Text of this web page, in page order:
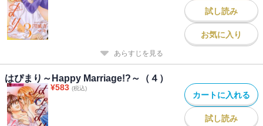
試し読み
お気に入り
あらすじを見る
はぴまり～Happy Marriage!?～（４）
¥583 (税込)
カートに入れる
試し読み